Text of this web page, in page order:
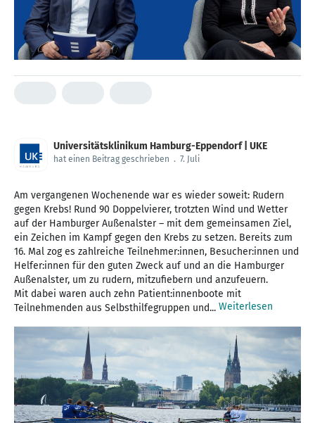
Universitätsklinikum Hamburg-Eppendorf | UKE
hat einen Beitrag geschrieben . 7. Juli
Am vergangenen Wochenende war es wieder soweit: Rudern
gegen Krebs! Rund 90 Doppelvierer, trotzten Wind und Wetter
auf der Hamburger Außenalster – mit dem gemeinsamen Ziel,
ein Zeichen im Kampf gegen den Krebs zu setzen. Bereits zum
16. Mal zog es zahlreiche Teilnehmer:innen, Besucher:innen und
Helfer:innen für den guten Zweck auf und an die Hamburger
Außenalster, um zu rudern, mitzufiebern und anzufeuern.
Mit dabei waren auch zehn Patient:innenboote mit
Teilnehmenden aus Selbsthilfegruppen und... Weiterlesen